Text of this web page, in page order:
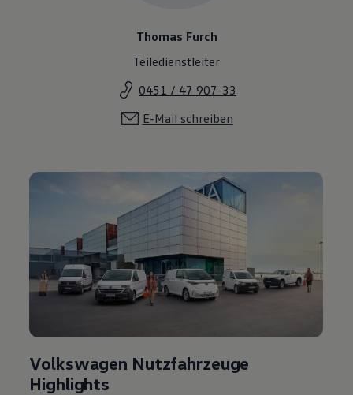
Thomas Furch
Teiledienstleiter
0451 / 47 907-33
E-Mail schreiben
Volkswagen Nutzfahrzeuge
Highlights